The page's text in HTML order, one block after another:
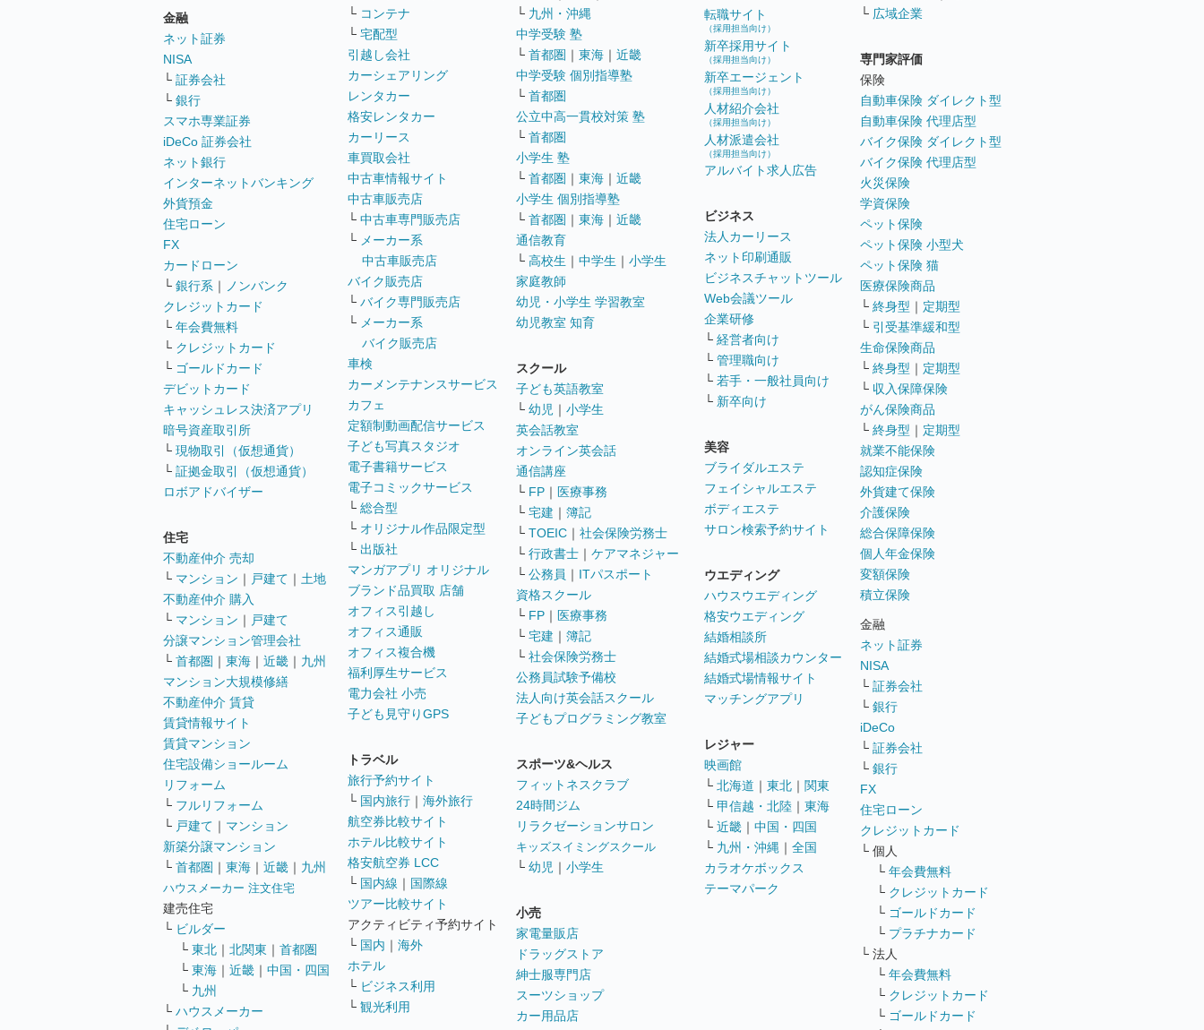
金融
ネット証券
NISA
└ 証券会社
└ 銀行
スマホ専業証券
iDeCo 証券会社
ネット銀行
インターネットバンキング
外貨預金
住宅ローン
FX
カードローン
└ 銀行系 ｜
ノンバンク
クレジットカード
└ 年会費無料
└ クレジットカード
└ ゴールドカード
デビットカード
キャッシュレス決済アプリ
暗号資産取引所
└ 現物取引（仮想通貨）
└ 証拠金取引（仮想通貨）
ロボアドバイザー
住宅
不動産仲介 売却
└ マンション ｜ 戸建て ｜ 土地
不動産仲介 購入
└ マンション ｜ 戸建て
分譲マンション管理会社
└ 首都圏 ｜ 東海 ｜ 近畿 ｜ 九州
マンション大規模修繕
不動産仲介 賃貸
賃貸情報サイト
賃貸マンション
住宅設備ショールーム
リフォーム
└ フルリフォーム
└ 戸建て ｜ マンション
新築分譲マンション
└ 首都圏 ｜ 東海 ｜ 近畿 ｜ 九州
ハウスメーカー 注文住宅
建売住宅
└ ビルダー
└ 東北 ｜ 北関東 ｜ 首都圏
└ 東海 ｜ 近畿 ｜ 中国・四国
└ 九州
└ ハウスメーカー
└ コンテナ
└ 宅配型
引越し会社
カーシェアリング
レンタカー
格安レンタカー
カーリース
車買取会社
中古車情報サイト
中古車販売店
└ 中古車専門販売店
└ メーカー系
中古車販売店
バイク販売店
└ バイク専門販売店
└ メーカー系
バイク販売店
車検
カーメンテナンスサービス
カフェ
定額制動画配信サービス
子ども写真スタジオ
電子書籍サービス
電子コミックサービス
└ 総合型
└ オリジナル作品限定型
└ 出版社
マンガアプリ オリジナル
ブランド品買取 店舗
オフィス引越し
オフィス通販
オフィス複合機
福利厚生サービス
電力会社 小売
子ども見守りGPS
トラベル
旅行予約サイト
└ 国内旅行 ｜ 海外旅行
航空券比較サイト
ホテル比較サイト
格安航空券 LCC
└ 国内線 ｜ 国際線
ツアー比較サイト
アクティビティ予約サイト
└ 国内 ｜ 海外
ホテル
└ ビジネス利用
└ 観光利用
└ 九州・沖縄
中学受験 塾
└ 首都圏 ｜ 東海 ｜ 近畿
中学受験 個別指導塾
└ 首都圏
公立中高一貫校対策 塾
└ 首都圏
小学生 塾
└ 首都圏 ｜ 東海 ｜ 近畿
小学生 個別指導塾
└ 首都圏 ｜ 東海 ｜ 近畿
通信教育
└ 高校生 ｜ 中学生 ｜ 小学生
家庭教師
幼児・小学生 学習教室
幼児教室 知育
スクール
子ども英語教室
└ 幼児 ｜ 小学生
英会話教室
オンライン英会話
通信講座
└ FP ｜ 医療事務
└ 宅建 ｜ 簿記
└ TOEIC ｜ 社会保険労務士
└ 行政書士 ｜ ケアマネジャー
└ 公務員 ｜ ITパスポート
資格スクール
└ FP ｜ 医療事務
└ 宅建 ｜ 簿記
└ 社会保険労務士
公務員試験予備校
法人向け英会話スクール
子どもプログラミング教室
スポーツ&ヘルス
フィットネスクラブ
24時間ジム
リラクゼーションサロン
キッズスイミングスクール
└ 幼児 ｜ 小学生
小売
家電量販店
ドラッグストア
紳士服専門店
スーツショップ
カー用品店
転職サイト
（採用担当向け）
新卒採用サイト
（採用担当向け）
新卒エージェント
（採用担当向け）
人材紹介会社
（採用担当向け）
人材派遣会社
（採用担当向け）
アルバイト求人広告
ビジネス
法人カーリース
ネット印刷通販
ビジネスチャットツール
Web会議ツール
企業研修
└ 経営者向け
└ 管理職向け
└ 若手・一般社員向け
└ 新卒向け
美容
ブライダルエステ
フェイシャルエステ
ボディエステ
サロン検索予約サイト
ウエディング
ハウスウエディング
格安ウエディング
結婚相談所
結婚式場相談カウンター
結婚式場情報サイト
マッチングアプリ
レジャー
映画館
└ 北海道 ｜ 東北 ｜ 関東
└ 甲信越・北陸 ｜ 東海
└ 近畿 ｜ 中国・四国
└ 九州・沖縄 ｜ 全国
カラオケボックス
テーマパーク
└ 広域企業
専門家評価
保険
自動車保険 ダイレクト型
自動車保険 代理店型
バイク保険 ダイレクト型
バイク保険 代理店型
火災保険
学資保険
ペット保険
ペット保険 小型犬
ペット保険 猫
医療保険商品
└ 終身型 ｜ 定期型
└ 引受基準緩和型
生命保険商品
└ 終身型 ｜ 定期型
└ 収入保障保険
がん保険商品
└ 終身型 ｜ 定期型
就業不能保険
認知症保険
外貨建て保険
介護保険
総合保障保険
個人年金保険
変額保険
積立保険
金融
ネット証券
NISA
└ 証券会社
└ 銀行
iDeCo
└ 証券会社
└ 銀行
FX
住宅ローン
クレジットカード
└ 個人
└ 年会費無料
└ クレジットカード
└ ゴールドカード
└ プラチナカード
└ 法人
└ 年会費無料
└ クレジットカード
└ ゴールドカード